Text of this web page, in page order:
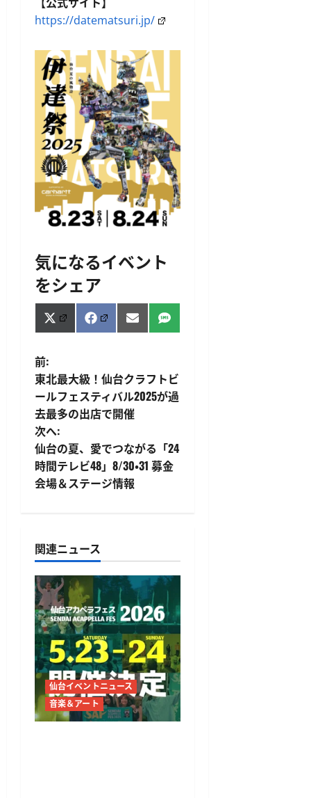
https://datematsuri.jp/
気になるイベント
をシェア
Share
on
X
(Twitter)
Share
on
FacebookShare
on
EmailShare
on
SMS
投
稿
ナ
ビ
ゲ
シ
ョ
ン
前:
東北最大級！仙台クラフトビ
ールフェスティバル2025が過
去最多の出店で開催
次へ:
仙台の夏、愛でつながる「24
時間テレビ48」8/30・31 募金
会場＆ステージ情報
関連ニュース
仙台イベントニュース
音楽＆アート